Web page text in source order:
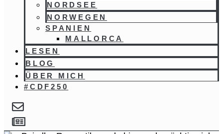
NORDSEE
NORWEGEN
SPANIEN
MALLORCA
LESEN
BLOG
ÜBER MICH
#CDF250